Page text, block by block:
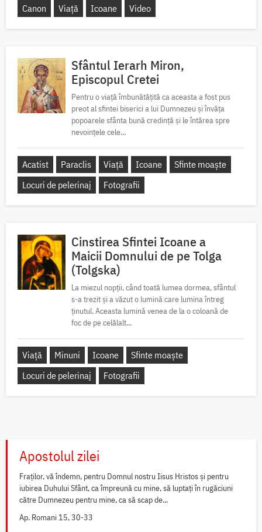
Canon Viață Icoane Video
Sfântul Ierarh Miron,
Episcopul Cretei
Pentru o viață îmbunătățită ca aceasta a fost pus
preot al sfintei biserici a lui Dumnezeu și învăța
popoarele sfânta bună credință și le întărea spre
nevoințele cele...
Acatist Paraclis Viață Icoane
Sfinte moaște
Locuri de pelerinaj
Fotografii
Cinstirea Sfintei Icoane a
Maicii Domnului de pe Tolga
(Tolgska)
La miezul nopții, când toată lumea dormea, sfântul
s-a trezit și a văzut o lumină care lumina întreg
ținutul. Aceasta lumină venea de la o coloană de
foc de pe celălalt...
Viață Minuni Icoane
Sfinte moaște
Locuri de pelerinaj
Fotografii
Apostolul zilei
Fraților, vă îndemn, pentru Domnul nostru Iisus Hristos și pentru
iubirea Duhului Sfânt, ca împreună cu mine, să luptați în rugăciuni
către Dumnezeu pentru mine, ca să scap de...
Ap. Romani 15, 30-33